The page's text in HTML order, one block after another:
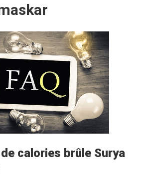
calories brûle Surya